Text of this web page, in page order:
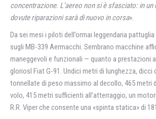
concentrazione. L’aereo non si è sfasciato: in un
dovute riparazioni sarà di nuovo in corsa».
Da sei mesi i piloti dell’ormai leggendaria
sugli MB-339 Aermacchi. Sembrano macchine
maneggevoli e funzionali — quanto a prestazioni
gloriosl Fiat G-91. Undici metri di lunghezza, dicci
tonnellate di peso massimo al decollo, 465 metri
volo, 415 metri sufficienti all’atterraggio, un
R.R. Viper che consente una «spinta statica» di